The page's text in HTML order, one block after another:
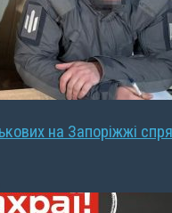
на Запоріжжі